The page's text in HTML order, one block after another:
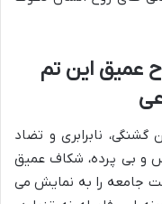
عمیق این تم
نابرابری و تضاد
و بی پرده، شکاف عمیق
جامعه را به نمایش می